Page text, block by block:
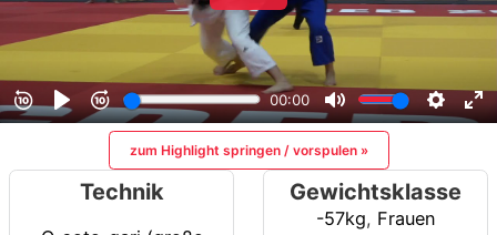
zum Highlight springen / vorspulen »
Technik Gewichtsklasse
-57kg, Frauen